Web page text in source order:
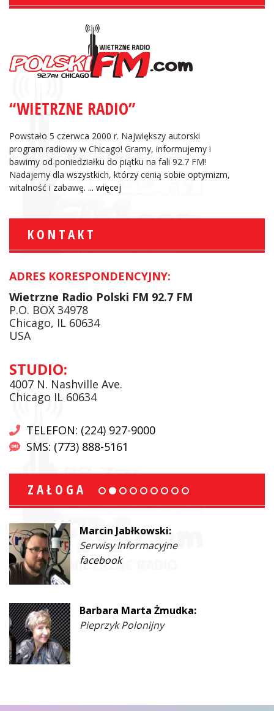
“WIETRZNE RADIO”
Powstało 5 czerwca 2000 r. Największy autorski
program radiowy w Chicago! Gramy, informujemy i
bawimy od poniedziałku do piątku na fali 92.7 FM!
Nadajemy dla wszystkich, którzy cenią sobie optymizm,
witalność i zabawę. ... więcej
KONTAKT
ADRES KORESPONDENCYJNY:
Wietrzne Radio Polski FM 92.7 FM
P.O. BOX 34978
Chicago, IL 60634
USA
STUDIO:
4007 N. Nashville Ave.
Chicago IL 60634
TELEFON: (224) 927-9000
SMS: (773) 888-5161
ZAŁOGA
Marcin Jabłkowski:
Serwisy Informacyjne
facebook
Barbara Marta Żmudka:
Pieprzyk Polonijny